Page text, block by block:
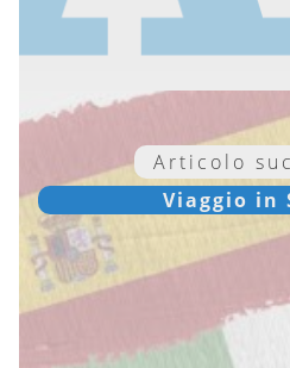
Articolo
Viaggio in